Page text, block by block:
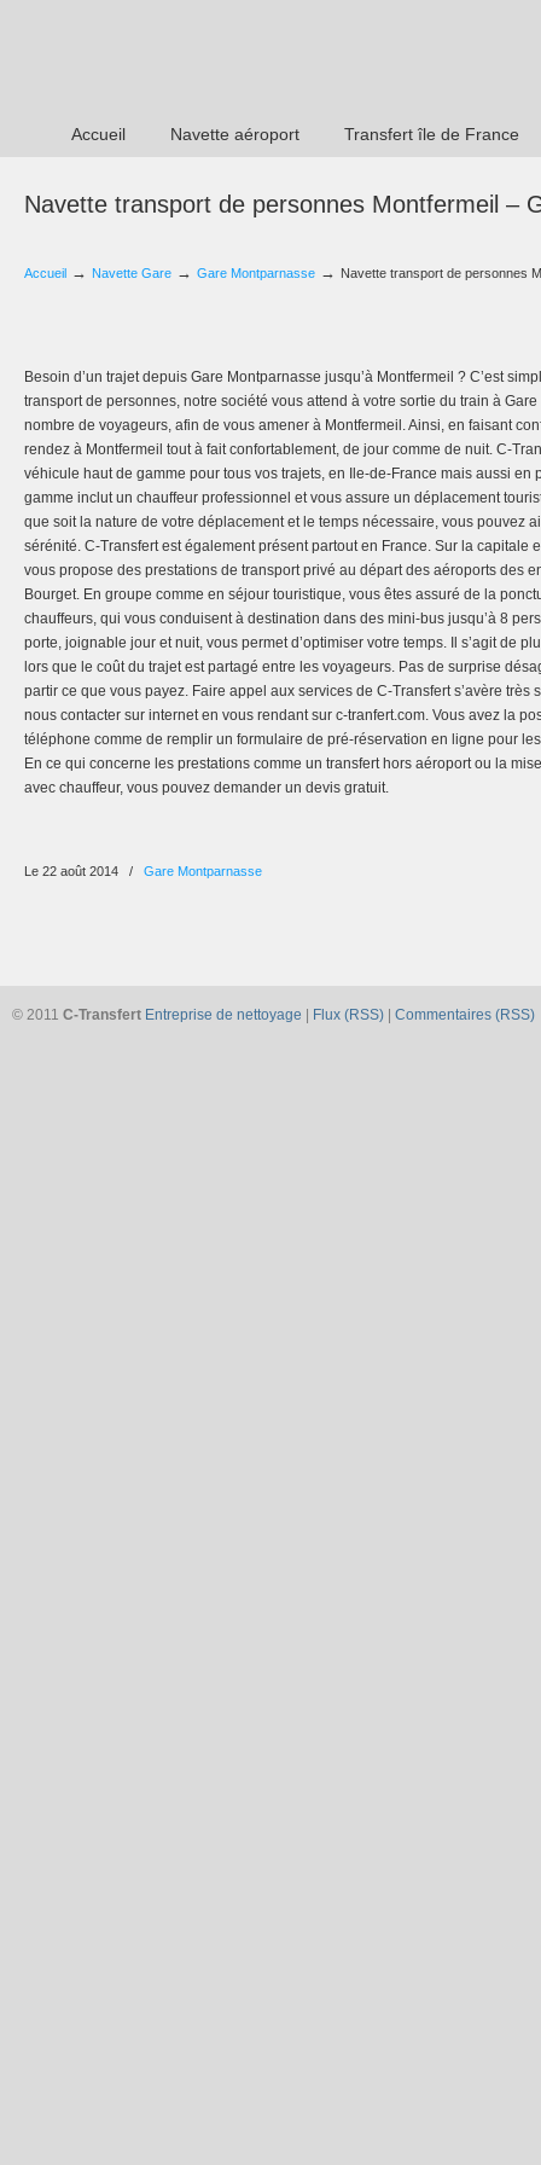
Accueil Navette aéroport Transfert île de France
Navette transport de personnes Montfermeil –
Accueil → Navette Gare → Gare Montparnasse → Navette transport de personnes
Besoin d’un trajet depuis Gare Montparnasse jusqu’à Montfermeil ? C’est
transport de personnes, notre société vous attend à votre sortie du train à
nombre de voyageurs, afin de vous amener à Montfermeil. Ainsi, en faisant
rendez à Montfermeil tout à fait confortablement, de jour comme de nuit. C-
véhicule haut de gamme pour tous vos trajets, en Ile-de-France mais aussi en
gamme inclut un chauffeur professionnel et vous assure un déplacement
que soit la nature de votre déplacement et le temps nécessaire, vous pouvez
sérénité. C-Transfert est également présent partout en France. Sur la capitale
vous propose des prestations de transport privé au départ des aéroports des
Bourget. En groupe comme en séjour touristique, vous êtes assuré de la
chauffeurs, qui vous conduisent à destination dans des mini-bus jusqu’à 8
porte, joignable jour et nuit, vous permet d’optimiser votre temps. Il s’agit de
lors que le coût du trajet est partagé entre les voyageurs. Pas de surprise
partir ce que vous payez. Faire appel aux services de C-Transfert s’avère très
nous contacter sur internet en vous rendant sur c-tranfert.com. Vous avez la
téléphone comme de remplir un formulaire de pré-réservation en ligne pour
En ce qui concerne les prestations comme un transfert hors aéroport ou la
avec chauffeur, vous pouvez demander un devis gratuit.
Le 22 août 2014 / Gare Montparnasse
© 2011 C-Transfert Entreprise de nettoyage Flux (RSS) Commentaires (RSS)